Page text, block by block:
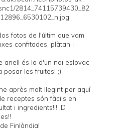
2814_74115739430_82
fotos de l'últim que vam
confitades, plàtan i
anell és la d'un noi eslovac
posar les fruites! ;)
après molt llegint per aquí
receptes són fàcils en
i ingredients!!! :D
Finlàndia!